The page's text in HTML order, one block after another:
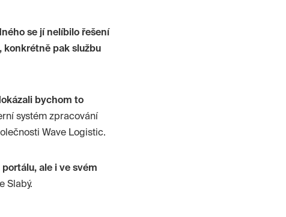
se jí nelíbilo řešení
konkrétně pak službu
bychom to
systém zpracování
Wave Logistic.
ale i ve svém
Slabý.